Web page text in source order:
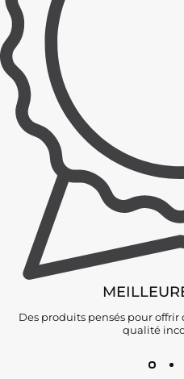
Des produits pensés pour
qualité